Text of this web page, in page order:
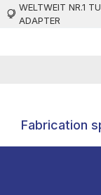
WELTWEIT NR.1
ADAPTER
Fabrication